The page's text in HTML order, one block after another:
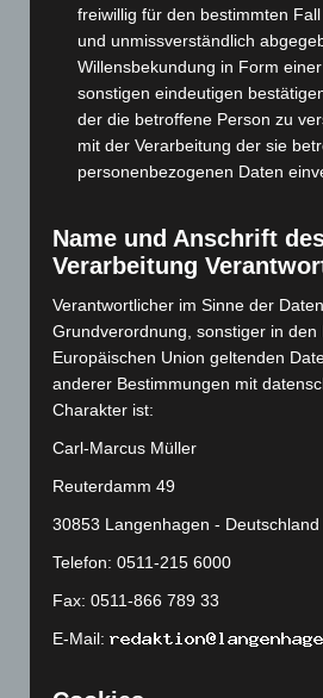
Oktober 2023(114)
September 2023(133)
August 2023(134)
Juli 2023 (118)
April 2023 (155)
März 2023(174)
Februar 2023(154)
Januar 2023(140)
Dezember 2022
November 2022
Oktober 2022 (166)
September 2022(205)
August 2022(166)
Juli 2022
(133)
freiwillig für den bestimmten
und unmissverständlich
Willensbekundung in Form
sonstigen eindeutigen
der die betroffene Person zu
mit der Verarbeitung der sie
personenbezogenen Daten
Name und Anschrift
Verarbeitung
Verantwortlicher im Sinne der
Grundverordnung, sonstiger in den
Europäischen Union geltenden
anderer Bestimmungen mit
Charakter ist:
Carl-Marcus Müller
Reuterdamm 49
30853 Langenhagen - Deutschland
Telefon: 0511-215 6000
Fax: 0511-866 789 33
E-Mail: